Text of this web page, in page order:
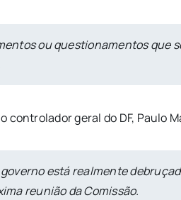
ou questionamentos que
controlador geral do DF,
governo está realmente
reunião da Comissão.